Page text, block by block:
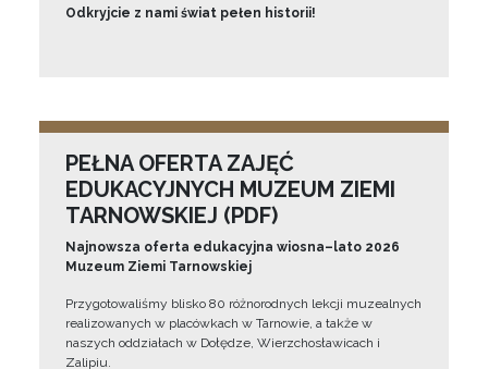
Odkryjcie z nami świat pełen historii!
PEŁNA OFERTA ZAJĘĆ
EDUKACYJNYCH MUZEUM ZIEMI
TARNOWSKIEJ (PDF)
Najnowsza oferta edukacyjna wiosna–lato 2026
Muzeum Ziemi Tarnowskiej
Przygotowaliśmy blisko 80 różnorodnych lekcji muzealnych
realizowanych w placówkach w Tarnowie, a także w
naszych oddziałach w Dołędze, Wierzchosławicach i
Zalipiu.